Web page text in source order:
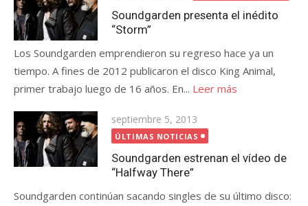
el
Soundgarden presenta el inédito
“Storm”
Los Soundgarden emprendieron su regreso hace ya un
tiempo. A fines de 2012 publicaron el disco King Animal,
primer trabajo luego de 16 años. En... Leer más
Publicada
el
septiembre 5, 2013
ÚLTIMAS NOTICIAS
Soundgarden estrenan el vídeo de
“Halfway There”
Soundgarden continúan sacando singles de su último disco: